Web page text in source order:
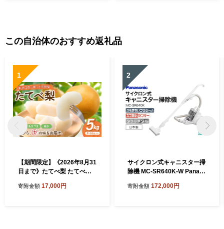
この自治体のおすすめ返礼品
1
【期間限定】《2026年8月31
日まで》たてべ梨 たてべ大
江市 A-D28 梨 フルーツ 果物
寄附金額 17,000円
2
サイクロン式キャニスター掃
除機 MC-SR640K-W Panas
近江市 AG-B02 掃除機 サイ
寄附金額 172,000円